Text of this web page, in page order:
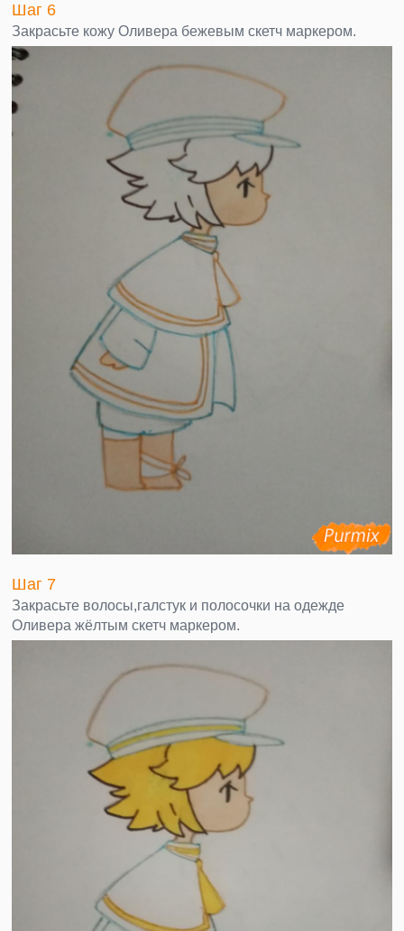
Шаг 6
Закрасьте кожу Оливера бежевым скетч маркером.
Шаг 7
Закрасьте волосы,галстук и полосочки на одежде
Оливера жёлтым скетч маркером.